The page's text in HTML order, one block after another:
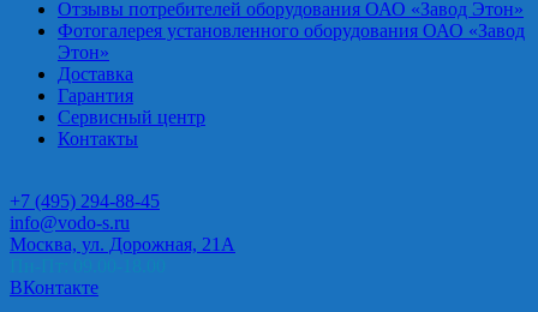
Отзывы потребителей оборудования ОАО «Завод Этон»
Фотогалерея установленного оборудования ОАО «Завод
Этон»
Доставка
Гарантия
Сервисный центр
Контакты
+7 (495) 294-88-45
info@vodo-s.ru
Москва, ул. Дорожная, 21А
ВКонтакте